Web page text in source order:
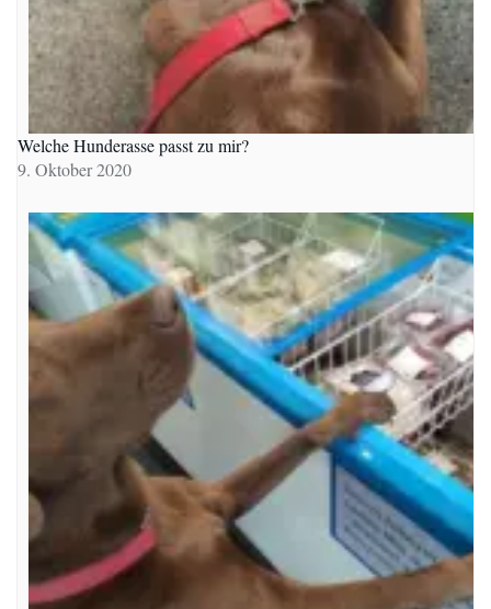
Welche Hunderasse passt zu mir?
9. Oktober 2020